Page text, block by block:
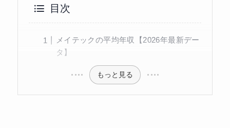
目次
メイテックの平均年収【2026年最新デー
タ】
もっと見る